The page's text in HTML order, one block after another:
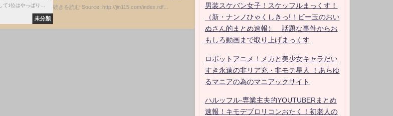
未分類
太、2位金木研、そして1位はやっぱり…
続きを読む Source: http://jin115.com/index.rdf...
男装スケバン女子！スケッフルまっくす！
（新・ナンノひゃくしきっ!！ビー玉のおい
ぬさん的まとめ速報） 話題な事件からお
もしろ動画まで取り上げまっくす
ロボットアニメ！メカと美少女キャラだい
すき永遠の非リア充・非モテ星人 ！あらゆ
るマニアの為のマニアックサイト
ハルッフル-専業主夫的YOUTUBERまとめ
速報！キモデブロリコンおたく！初老人の